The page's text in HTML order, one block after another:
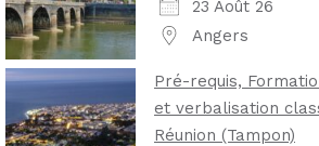
23 Août 26
Angers
Pré-requis,
et verbalisation
Réunion (Tampon)